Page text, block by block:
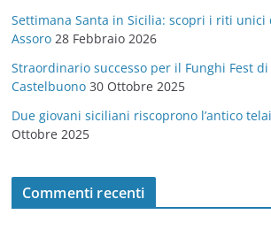
Settimana Santa in Sicilia: scopri i riti unici
Assoro 28 Febbraio 2026
Straordinario successo per il Funghi Fest di
Castelbuono 30 Ottobre 2025
Due giovani siciliani riscoprono l’antico
Ottobre 2025
Commenti recenti